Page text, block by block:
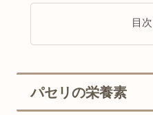
目次
パセリの栄養素